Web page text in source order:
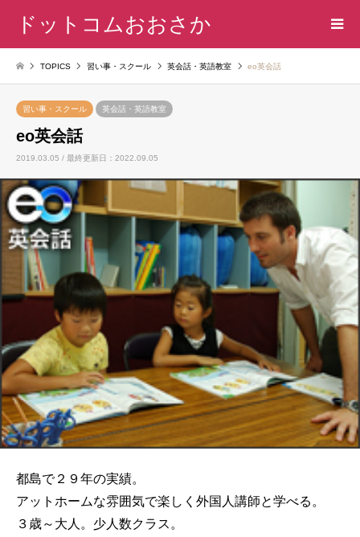
ドットコムおおさか
TOPICS 習い事・スクール 英会話・英語教室 eo英会話
習い事・スクール 英会話・英語教室
eo英会話
2019.03.05 / 最終更新日：2022.09.05
都島で２９年の実績。
アットホームな雰囲気で楽しく外国人講師と学べる。
３歳～大人。少人数クラス。